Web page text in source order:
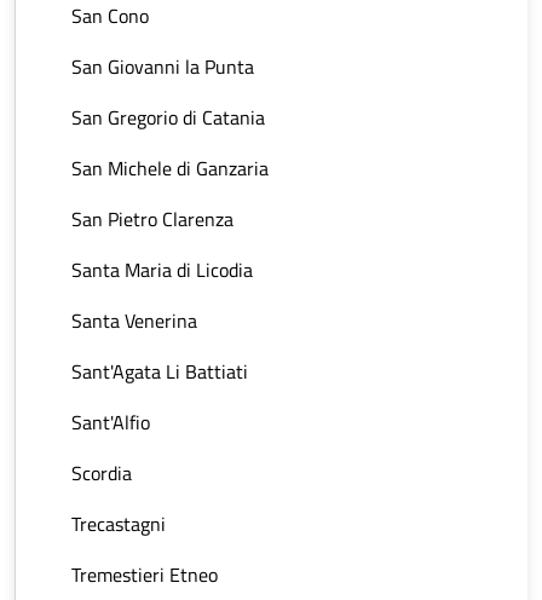
San Cono
San Giovanni la Punta
San Gregorio di Catania
San Michele di Ganzaria
San Pietro Clarenza
Santa Maria di Licodia
Santa Venerina
Sant'Agata Li Battiati
Sant'Alfio
Scordia
Trecastagni
Tremestieri Etneo